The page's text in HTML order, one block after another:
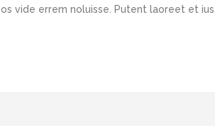
vide errem noluisse. Putent laoreet et